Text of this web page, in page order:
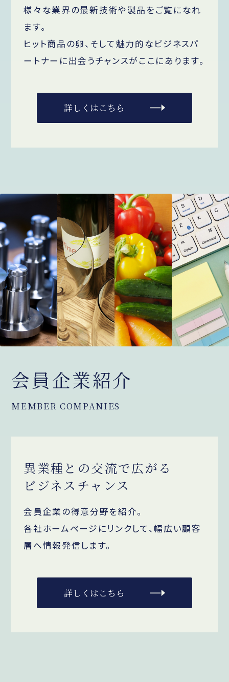
様々な業界の最新技術や製品をご覧になれ
ます。
ヒット商品の卵、そして魅力的なビジネスパ
ートナーに出会うチャンスがここにあります。
詳しくはこちら
会員企業紹介
MEMBER COMPANIES
異業種との交流で広がる
ビジネスチャンス
会員企業の得意分野を紹介。
各社ホームページにリンクして、幅広い顧客
層へ情報発信します。
詳しくはこちら